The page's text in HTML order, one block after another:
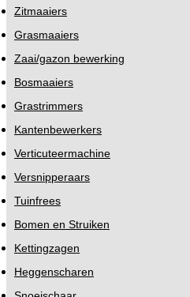
Zitmaaiers
Grasmaaiers
Zaai/gazon bewerking
Bosmaaiers
Grastrimmers
Kantenbewerkers
Verticuteermachine
Versnipperaars
Tuinfrees
Bomen en Struiken
Kettingzagen
Heggenscharen